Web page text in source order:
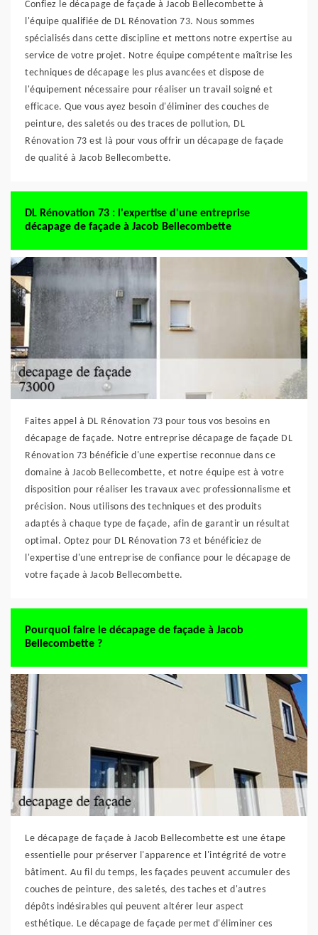
Confiez le décapage de façade à Jacob Bellecombette à
l'équipe qualifiée de DL Rénovation 73. Nous sommes
spécialisés dans cette discipline et mettons notre expertise au
service de votre projet. Notre équipe compétente maîtrise les
techniques de décapage les plus avancées et dispose de
l'équipement nécessaire pour réaliser un travail soigné et
efficace. Que vous ayez besoin d'éliminer des couches de
peinture, des saletés ou des traces de pollution, DL
Rénovation 73 est là pour vous offrir un décapage de façade
de qualité à Jacob Bellecombette.
DL Rénovation 73 : l'expertise d'une entreprise
décapage de façade à Jacob Bellecombette
Faites appel à DL Rénovation 73 pour tous vos besoins en
décapage de façade. Notre entreprise décapage de façade DL
Rénovation 73 bénéficie d'une expertise reconnue dans ce
domaine à Jacob Bellecombette, et notre équipe est à votre
disposition pour réaliser les travaux avec professionnalisme et
précision. Nous utilisons des techniques et des produits
adaptés à chaque type de façade, afin de garantir un résultat
optimal. Optez pour DL Rénovation 73 et bénéficiez de
l'expertise d'une entreprise de confiance pour le décapage de
votre façade à Jacob Bellecombette.
Pourquoi faire le décapage de façade à Jacob
Bellecombette ?
Le décapage de façade à Jacob Bellecombette est une étape
essentielle pour préserver l'apparence et l'intégrité de votre
bâtiment. Au fil du temps, les façades peuvent accumuler des
couches de peinture, des saletés, des taches et d'autres
dépôts indésirables qui peuvent altérer leur aspect
esthétique. Le décapage de façade permet d'éliminer ces